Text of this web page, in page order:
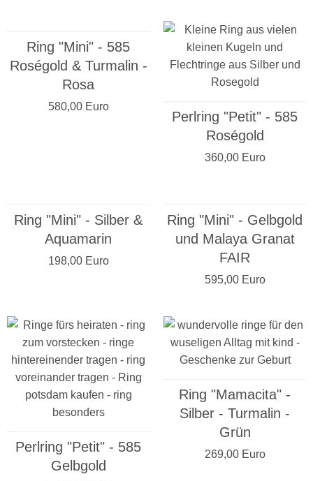
Ring "Mini" - 585
Roségold & Turmalin -
Rosa
580,00 Euro
Perlring "Petit" - 585
Roségold
360,00 Euro
Ring "Mini" - Silber &
Aquamarin
198,00 Euro
Ring "Mini" - Gelbgold
und Malaya Granat
FAIR
595,00 Euro
Perlring "Petit" - 585
Gelbgold
Ring "Mamacita" -
Silber - Turmalin -
Grün
269,00 Euro